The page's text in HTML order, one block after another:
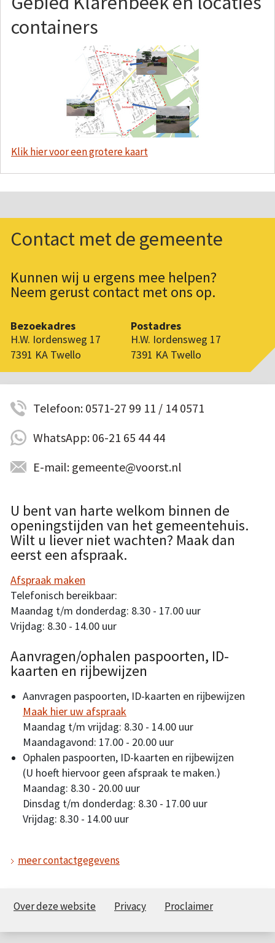
containers
Klik hier voor een grotere kaart
Contact met de gemeente
Kunnen wij u ergens mee helpen?
Neem gerust contact met ons op.
Bezoekadres
H.W. Iordensweg 17
7391 KA Twello
Postadres
H.W. Iordensweg 17
7391 KA Twello
Telefoon: 0571-27 99 11 / 14 0571
WhatsApp: 06-21 65 44 44
E-mail: gemeente@voorst.nl
U bent van harte welkom binnen de
openingstijden van het gemeentehuis.
Wilt u liever niet wachten? Maak dan
eerst een afspraak.
Afspraak maken
Telefonisch bereikbaar:
Maandag t/m donderdag: 8.30 - 17.00 uur
Vrijdag: 8.30 - 14.00 uur
Aanvragen/ophalen paspoorten, ID-
kaarten en rijbewijzen
Aanvragen paspoorten, ID-kaarten en rijbewijzen
Maak hier uw afspraak
Maandag t/m vrijdag: 8.30 - 14.00 uur
Maandagavond: 17.00 - 20.00 uur
Ophalen paspoorten, ID-kaarten en rijbewijzen
(U hoeft hiervoor geen afspraak te maken.)
Maandag: 8.30 - 20.00 uur
Dinsdag t/m donderdag: 8.30 - 17.00 uur
Vrijdag: 8.30 - 14.00 uur
meer contactgegevens
Over deze website Privacy Proclaimer